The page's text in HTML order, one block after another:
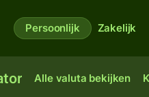
Persoonlijk Zakelijk
Alle valuta bekijken